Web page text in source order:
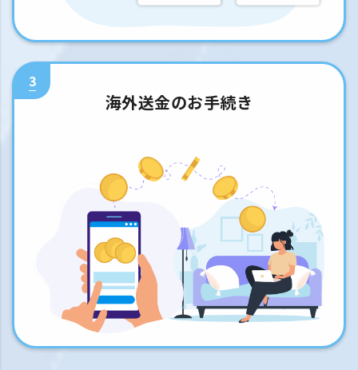
3
海外送金のお手続き